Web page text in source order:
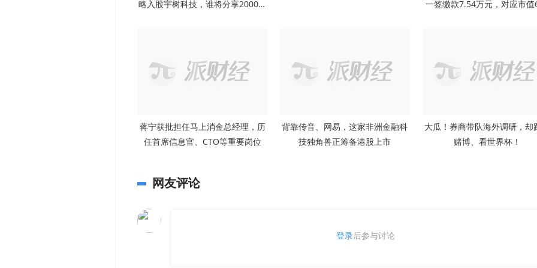
略入股宇树科技，谁将分享2000亿
一签缴款7.54万元，对应市
蒋宁获批担任马上消金总经理，历
任首席信息官、CTO等重要岗位
背靠传音、网易，这家非洲金融科
技独角兽正筹备港股上市
大瓜！券商带队海外调研，却
赌博、看世界杯！
网友评论
登录后参与讨论